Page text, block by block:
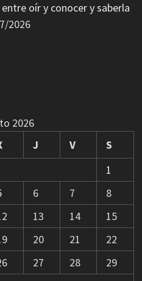
oír y conocer y saberla
2026
2026
J V
S
1
6 7
8
13 14
15
20 21
22
27 28
29